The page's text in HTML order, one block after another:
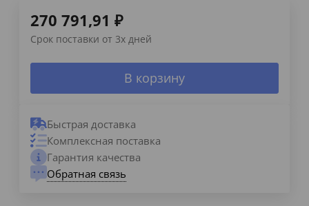
270 791,91 ₽
Срок поставки от 3х дней
В корзину
Быстрая доставка
Комплексная поставка
Гарантия качества
Обратная связь